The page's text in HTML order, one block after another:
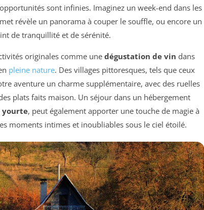
sont infinies. Imaginez un week-end dans les
révèle un panorama à couper le souffle, ou encore un
de tranquillité et de sérénité.
originales comme une dégustation de vin dans
pleine nature. Des villages pittoresques, tels que ceux
aventure un charme supplémentaire, avec des ruelles
plats faits maison. Un séjour dans un hébergement
yourte, peut également apporter une touche de magie à
moments intimes et inoubliables sous le ciel étoilé.